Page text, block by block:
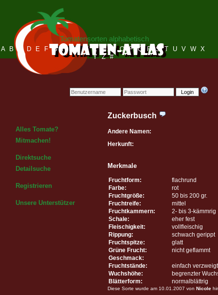
Login
Tomatensorten alphabetisch
A B C D E F G H I J K L M N O P Q R S T U V W X
Y Z #
Alles Tomate?
Mitmachen!
Direktsuche
Detailsuche
Registrieren
Unsere Unterstützer
Zuckerbusch
Andere Namen:
Herkunft:
Merkmale
Fruchtform:
flachrund
Farbe:
rot
Fruchtgröße:
50 bis 200 gr.
Fruchtreife:
mittel
Fruchtkammern:
2- bis 3-kämmrig
Schale:
eher fest
Fleischigkeit:
vollfleischig
Rippung:
schwach gerippt
Fruchtspitze:
glatt
Grüne Frucht:
nicht geflammt
Geschmack:
Fruchtstände:
einfach verzweigt
Wuchshöhe:
begrenzter
Blätterform:
normalblättrig
Diese Sorte wurde am 10.01.2007 von Nicole